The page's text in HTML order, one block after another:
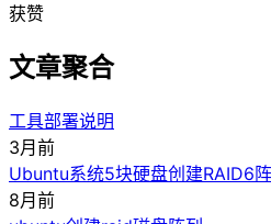
获赞
文章聚合
工具部署说明
3月前
Ubuntu系统5块硬盘创建RAID6
8月前